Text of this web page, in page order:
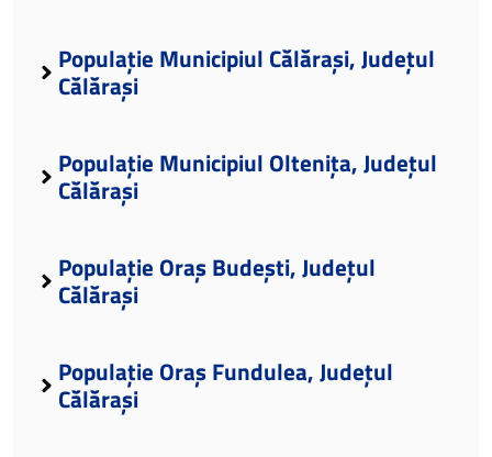
Populație Municipiul Călărași, Județul
Călărași
Populație Municipiul Oltenița, Județul
Călărași
Populație Oraș Budești, Județul
Călărași
Populație Oraș Fundulea, Județul
Călărași